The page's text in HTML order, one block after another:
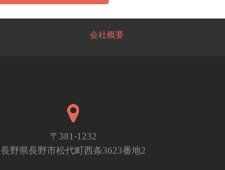
会社概要
〒381-1232
長野県長野市松代町西条3623番地2